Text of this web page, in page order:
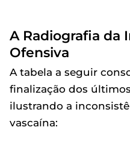
A Radiografia da
Ofensiva
A tabela a seguir
finalização dos
ilustrando a
vascaína: